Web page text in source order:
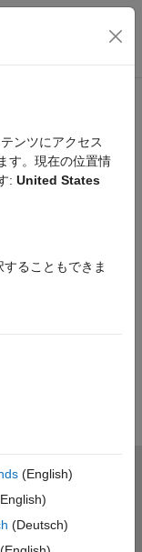
ション メ
ンツにアクセス
す。現在の位置情
: United States
ることもできま
(English)
(Deutsch)
ポリシー
タス